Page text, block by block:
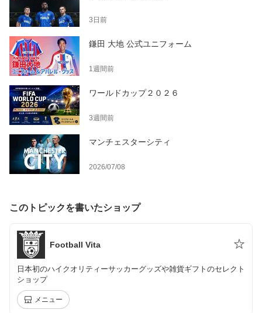
3日前
鎌田 大地 公式ユニフォーム
1週間前
ワールドカップ２０２６
3週間前
マンチェスターシティ
2026/07/08
このトピックを書いたショップ
Football Vita
日本初のハイクオリティーサッカーグッズや雑貨ギフトのセレクト
ショップ
メニュー